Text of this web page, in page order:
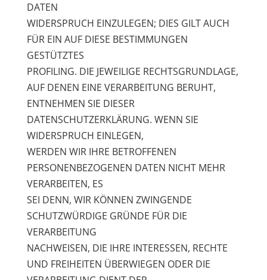
DATEN
WIDERSPRUCH EINZULEGEN; DIES GILT AUCH
FÜR EIN AUF DIESE BESTIMMUNGEN
GESTÜTZTES
PROFILING. DIE JEWEILIGE RECHTSGRUNDLAGE,
AUF DENEN EINE VERARBEITUNG BERUHT,
ENTNEHMEN SIE DIESER
DATENSCHUTZERKLÄRUNG. WENN SIE
WIDERSPRUCH EINLEGEN,
WERDEN WIR IHRE BETROFFENEN
PERSONENBEZOGENEN DATEN NICHT MEHR
VERARBEITEN, ES
SEI DENN, WIR KÖNNEN ZWINGENDE
SCHUTZWÜRDIGE GRÜNDE FÜR DIE
VERARBEITUNG
NACHWEISEN, DIE IHRE INTERESSEN, RECHTE
UND FREIHEITEN ÜBERWIEGEN ODER DIE